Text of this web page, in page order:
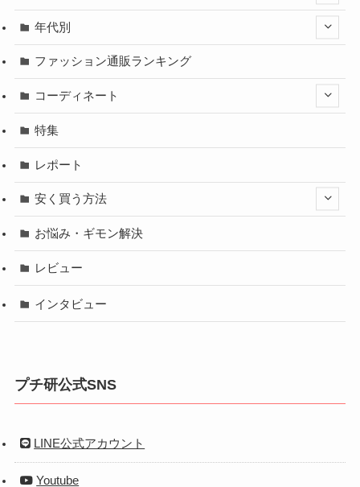
年代別
ファッション通販ランキング
コーディネート
特集
レポート
安く買う方法
お悩み・ギモン解決
レビュー
インタビュー
プチ研公式SNS
LINE公式アカウント
Youtube